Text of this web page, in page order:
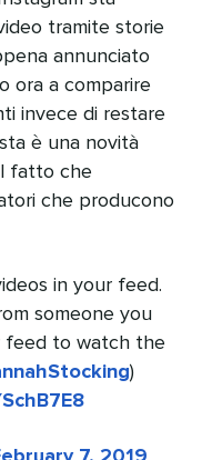
tramite storie
annunciato
ora a comparire
invece di restare
è una novità
fatto che
che producono
in your feed.
someone you
feed to watch the
)